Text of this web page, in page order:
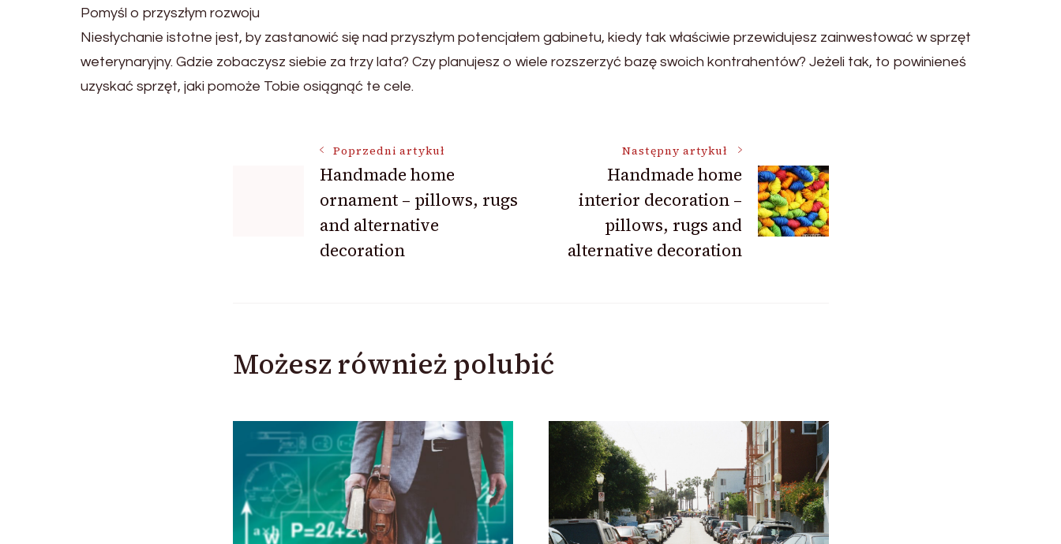
Pomyśl o przyszłym rozwoju
Niesłychanie istotne jest, by zastanowić się nad przyszłym potencjałem gabinetu, kiedy tak właściwie przewidujesz zainwestować w sprzęt
weterynaryjny. Gdzie zobaczysz siebie za trzy lata? Czy planujesz o wiele rozszerzyć bazę swoich kontrahentów? Jeżeli tak, to powinieneś
uzyskać sprzęt, jaki pomoże Tobie osiągnąć te cele.
Nawigacja
wpisu
Poprzedni artykuł
Handmade home
ornament – pillows, rugs
and alternative
decoration
Następny artykuł
Handmade home
interior decoration –
pillows, rugs and
alternative decoration
Możesz również polubić